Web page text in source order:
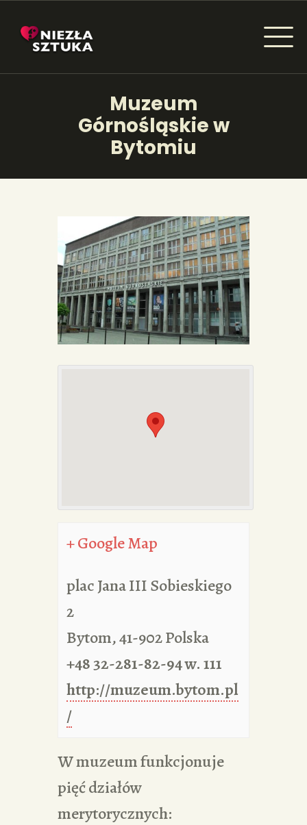
Muzeum
Górnośląskie w
Bytomiu
NIEZŁA SZTUKA - NEWSY
Sztuka dla każdego od amatora do konesera.
ARTYKUŁY
INSPIRACJE
KSIĄŻKI
PORTFOLIA
REDAKCJA
+ Google Map
plac Jana III Sobieskiego
2
Bytom,41-902Polska
+48 32-281-82-94 w. 111
http://muzeum.bytom.pl
/
W muzeum funkcjonuje
pięć działów
merytorycznych: